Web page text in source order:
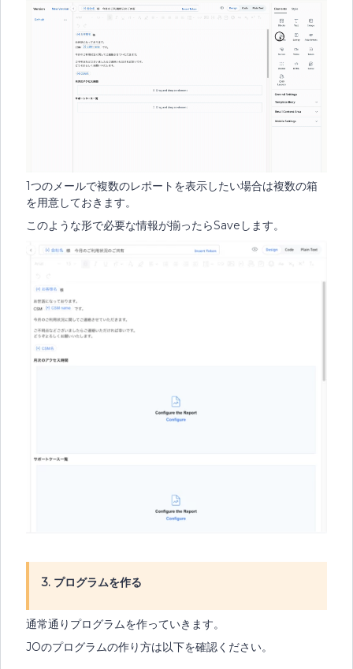
1つのメールで複数のレポートを表示したい場合は複数の箱
を用意しておきます。
このような形で必要な情報が揃ったらSaveします。
3. プログラムを作る
通常通りプログラムを作っていきます。
JOのプログラムの作り方は以下を確認ください。